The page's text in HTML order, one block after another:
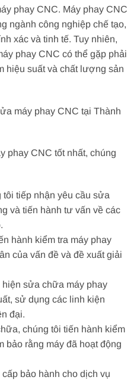
phay CNC. Máy phay CNC
ngành công nghiệp chế tạo,
xác và tinh tế. Tuy nhiên,
phay CNC có thể gặp phải
hiệu suất và chất lượng sản
máy phay CNC tại Thành
phay CNC tốt nhất, chúng
tôi tiếp nhận yêu cầu sửa
và tiến hành tư vấn về các
hành kiểm tra máy phay
của vấn đề và đề xuất giải
sửa chữa máy phay
sử dụng các linh kiện
đại.
chúng tôi tiến hành kiểm
bảo rằng máy đã hoạt động
bảo hành cho dịch vụ